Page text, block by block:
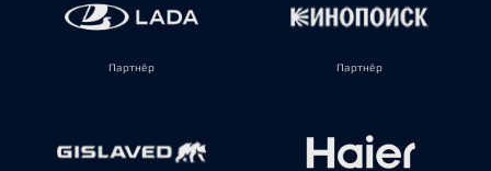
Партнёр Партнёр